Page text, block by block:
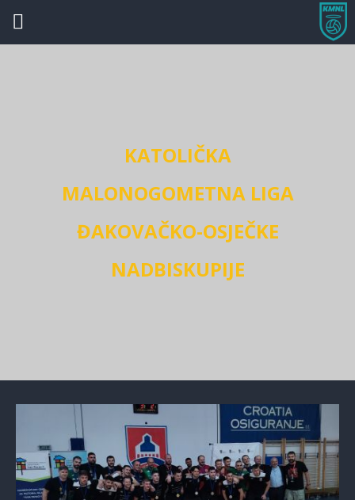
KATOLIČKA
MALONOGOMETNA LIGA
ĐAKOVAČKO-OSJEČKE
NADBISKUPIJE